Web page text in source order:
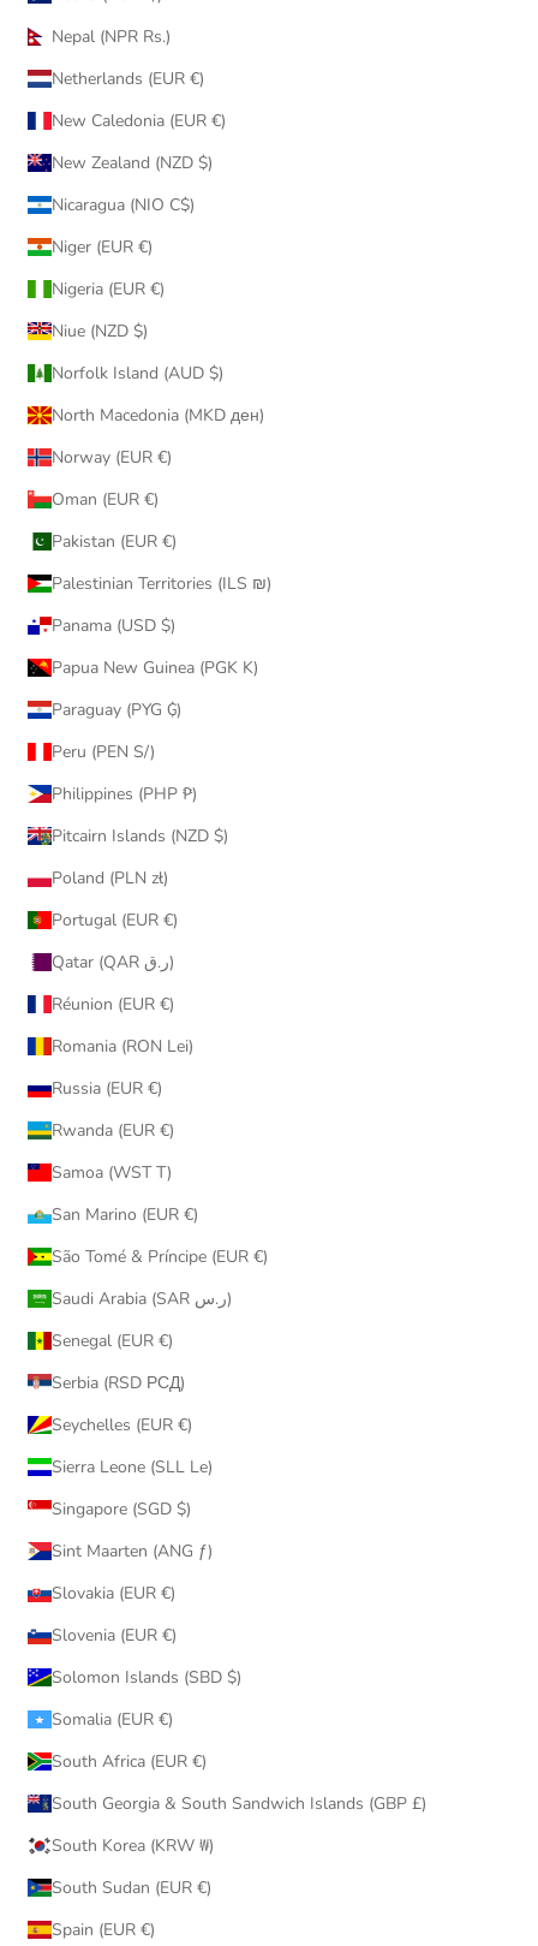
Nepal (NPR Rs.)
Netherlands (EUR €)
New Caledonia (EUR €)
New Zealand (NZD $)
Nicaragua (NIO C$)
Niger (EUR €)
Nigeria (EUR €)
Niue (NZD $)
Norfolk Island (AUD $)
North Macedonia (MKD ден)
Norway (EUR €)
Oman (EUR €)
Pakistan (EUR €)
Palestinian Territories (ILS ₪)
Panama (USD $)
Papua New Guinea (PGK K)
Paraguay (PYG ₲)
Peru (PEN S/)
Philippines (PHP ₱)
Pitcairn Islands (NZD $)
Poland (PLN zł)
Portugal (EUR €)
Qatar (QAR ر.ق)
Réunion (EUR €)
Romania (RON Lei)
Russia (EUR €)
Rwanda (EUR €)
Samoa (WST T)
San Marino (EUR €)
São Tomé & Príncipe (EUR €)
Saudi Arabia (SAR ر.س)
Senegal (EUR €)
Serbia (RSD РСД)
Seychelles (EUR €)
Sierra Leone (SLL Le)
Singapore (SGD $)
Sint Maarten (ANG ƒ)
Slovakia (EUR €)
Slovenia (EUR €)
Solomon Islands (SBD $)
Somalia (EUR €)
South Africa (EUR €)
South Georgia & South Sandwich Islands (GBP £)
South Korea (KRW ₩)
South Sudan (EUR €)
Spain (EUR €)